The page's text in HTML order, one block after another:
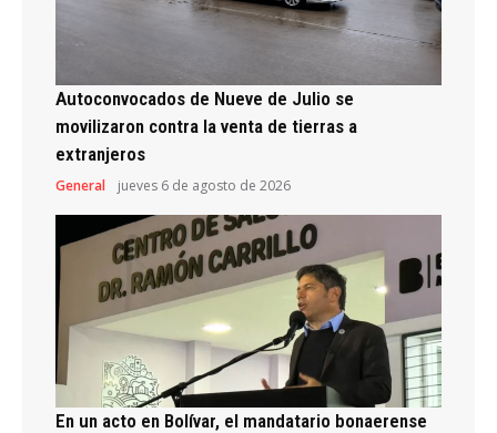
Autoconvocados de Nueve de Julio se
movilizaron contra la venta de tierras a
extranjeros
General jueves 6 de agosto de 2026
En un acto en Bolívar, el mandatario bonaerense